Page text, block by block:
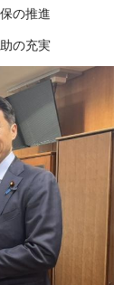
の推進
の充実